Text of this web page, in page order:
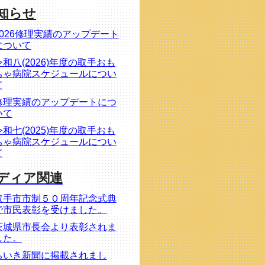
らせ
修理実績のアップデート
ついて
和八(2026)年度の取手おも
ゃ病院スケジュールについ
理実績のアップデートにつ
て
和七(2025)年度の取手おも
ゃ病院スケジュールについ
ィア関連
手市市制５０周年記念式典
市民表彰を受けました。
城県市長会より表彰されま
た。
いき新聞に掲載されまし